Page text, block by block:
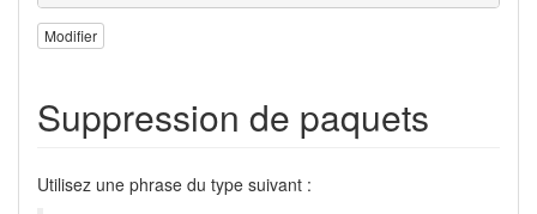
Modifier
Suppression de paquets
Utilisez une phrase du type suivant :